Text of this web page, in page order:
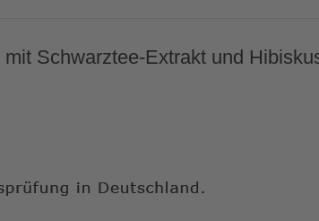
Schwarztee-Extrakt und